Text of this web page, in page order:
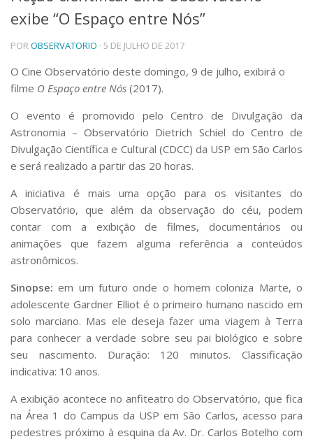
Telefones e Mapas
Pessoas
Ensino
Graduação
Pós-Graduação
Educação a distância
Cursos de Extensão
Pesquisa e Inovação
Linhas de Pesquisa
Centros, Núcleos e Projetos em Rede
Iniciação Científica
Transferência de Tecnologia
Empresas Juniores
Extensão à Comunidade
Artes, Cultura e Esportes
Museus e Espaços Interativos
Serviços
Bibliotecas
Apoio ao Estudante
Segurança, Trânsito e Prevenção
Outros serviços
Comunicação
exibe “O Espaço entre Nós”
POROBSERVATORIO · 5 DE JULHO DE 2017
O Cine Observatório deste domingo, 9 de julho, exibirá o
filme O Espaço entre Nós (2017).
O evento é promovido pelo Centro de Divulgação da
Astronomia – Observatório Dietrich Schiel do Centro de
Divulgação Científica e Cultural (CDCC) da USP em São Carlos
e será realizado a partir das 20 horas.
A iniciativa é mais uma opção para os visitantes do
Observatório, que além da observação do céu, podem
contar com a exibição de filmes, documentários ou
animações que fazem alguma referência a conteúdos
astronômicos.
Sinopse:em um futuro onde o homem coloniza Marte, o
adolescente Gardner Elliot é o primeiro humano nascido em
solo marciano. Mas ele deseja fazer uma viagem à Terra
para conhecer a verdade sobre seu pai biológico e sobre
seu nascimento. Duração: 120 minutos. Classificação
indicativa: 10 anos.
A exibição acontece no anfiteatro do Observatório, que fica
na Área 1 do Campus da USP em São Carlos, acesso para
pedestres próximo à esquina da Av. Dr. Carlos Botelho com